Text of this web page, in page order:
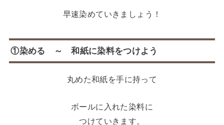
早速染めていきましょう！
①染める ～ 和紙に染料をつけよう
丸めた和紙を手に持って
ボールに入れた染料に
つけていきます。